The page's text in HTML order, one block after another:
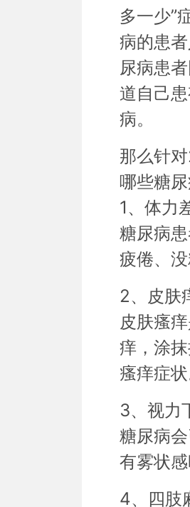
多一少”
病的患
尿病患
道自己
病。
那么针
哪些糖
1、体力
糖尿病
疲倦、
2、皮肤
皮肤瘙
痒，涂
瘙痒症
3、视力
糖尿病
有雾状
4、四肢